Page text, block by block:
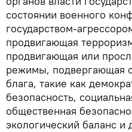
состоянии военного
государством-
продвигающая
продвигающая или
режимы, подвергающая
блага, такие как
безопасность,
общественная
экологический баланс и